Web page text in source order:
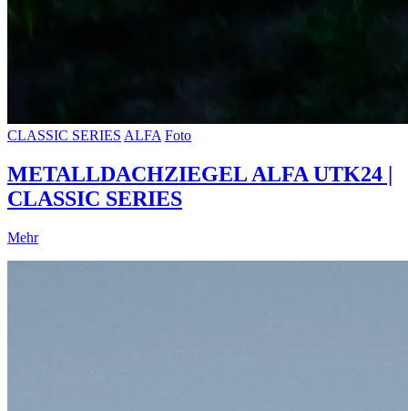
CLASSIC SERIES ALFA Foto
METALLDACHZIEGEL ALFA UTK24 |
CLASSIC SERIES
Mehr